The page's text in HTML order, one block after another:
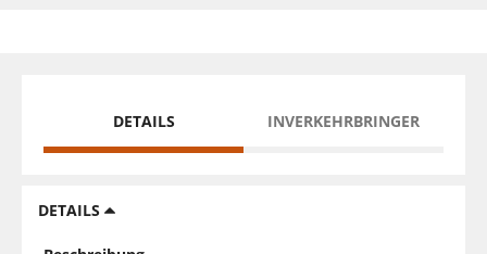
DETAILS INVERKEHRBRINGER
DETAILS